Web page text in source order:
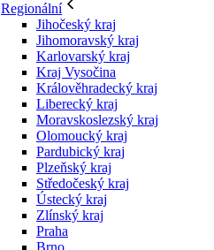
Regionální
Jihočeský kraj
Jihomoravský kraj
Karlovarský kraj
Kraj Vysočina
Králověhradecký kraj
Liberecký kraj
Moravskoslezský kraj
Olomoucký kraj
Pardubický kraj
Plzeňský kraj
Středočeský kraj
Ústecký kraj
Zlínský kraj
Praha
Brno